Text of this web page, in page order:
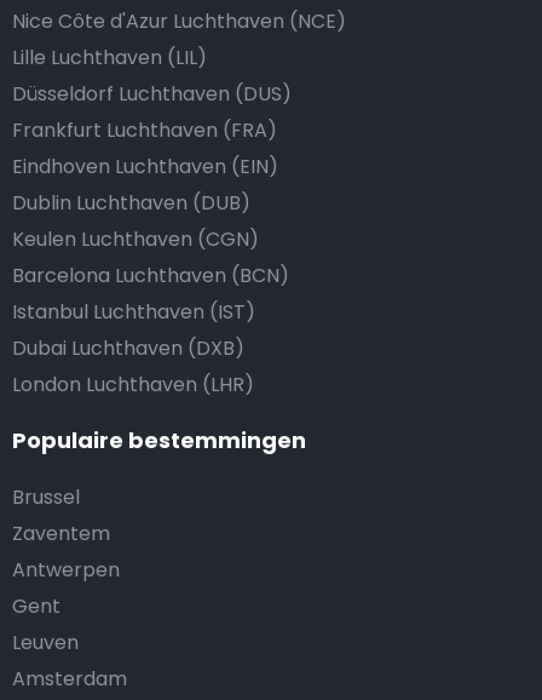
Nice Côte d'Azur Luchthaven (NCE)
Lille Luchthaven (LIL)
Düsseldorf Luchthaven (DUS)
Frankfurt Luchthaven (FRA)
Eindhoven Luchthaven (EIN)
Dublin Luchthaven (DUB)
Keulen Luchthaven (CGN)
Barcelona Luchthaven (BCN)
Istanbul Luchthaven (IST)
Dubai Luchthaven (DXB)
London Luchthaven (LHR)
Populaire bestemmingen
Brussel
Zaventem
Antwerpen
Gent
Leuven
Amsterdam